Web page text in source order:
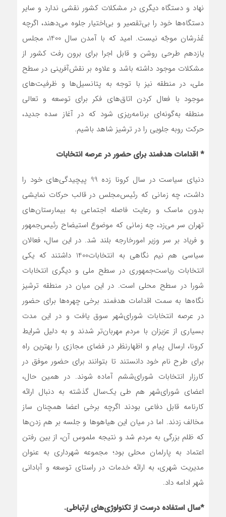
نهاد و دستگاه دیگری در مشکلات کشور نقشی ندارد و سایر
دستگاه‌ها خود را بی‌تقصیر و بی‌اختیار جلوه می‌دهند، اگرچه
عُذرشان موجّه نیست. امید که با آمدن سال 1400، مجلس
یازدهم طرحی روشن و قابل اجرا برای برون رفت کشور از
مشکلات موجود داشته باشد و علاوه بر نقش‌آفرینی در سطح
ملی، در منطقه نیز با توجه به پتانسیل‌ها و ظرفیت‌های
موجود با فعال کردن اتاق‌های فکر برای توسعه و تعالی
منطقه به‌گونه‌ای برنامه‌ریزی شود که در آغاز سده جدید،
حرکت روبه جلویی را در ترشیز شاهد باشیم.
* اقدامات هدفمند برای حضور در عرصه انتخابات
دنیای سیاست در سال کرونا زده 99 پیچیدگی‌های خود را
داشت، چه زمانی که رئیس‌مجلس در قالب حرکات نمایشی
بدون ‌ماسک و رعایت فاصله اجتماعی به بیمارستان‌های
تهران سر می‌زد، چه زمانی که موضوع استیضاح رئیس‌جمهور
و فریاد بر سر وزیر امورخارجه بلند شد. در این سال، فعالان
سیاسی هم نیم نگاهی به انتخابات1400 داشتند که یکی
انتخابات ریاست‌جمهوری در سطح ملی و دیگری انتخابات
شورا در سطح محلی است. در این میان در منطقه ترشیز
نگاه‌ها به سمت اقدامات هدفمند برخی چهره‌ها برای حضور
در عرصه انتخابات شورای‌شهر سوق یافت و در این مدت
بسیاری از عزیزان با مردم مهربان‌تر شدند و به دلیل شرایط
کرونا، ارسال پیام و اظهارنظر در فضای مجازی را بهترین راه
برای طرح نام خود دانستند تا بتوانند برای حضور موفق در
کارزار انتخابات شورای‌ششم آماده شوند. در همین حال،
اعضای شورای‌شهر هم طی یک‌سال گذشته به دنبال ارائه
کارنامه قابل دفاعی بودند اگرچه برخی اعضا همچنان ساز
مخالف زدند. اما در میان این هیاهوها و جلسه بر هم زدن‌ها
که ظلم بزرگی به مردم شد و نتیجه ملموس آن، از بین رفتن
اعتماد به پارلمان محلی بود؛ مجموعه شهرداری به عنوان
مدیریت شهری، به ارائه خدمات در راستای توسعه و آبادانی
شهر ادامه داد.
*سال استفاده درست از تکنولوژی‌های ارتباطی.